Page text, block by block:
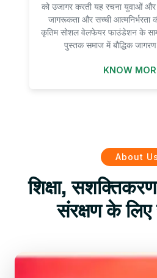
को उजागर करती यह रचना युवाओं और
जागरूकता और सच्ची आत्मनिर्भरता
कृतिम सोशल वेलफेयर फाउंडेशन के
पुस्तक समाज में बौद्धिक
KNOW
About Us
शिक्षा,
संरक्षण के लिए